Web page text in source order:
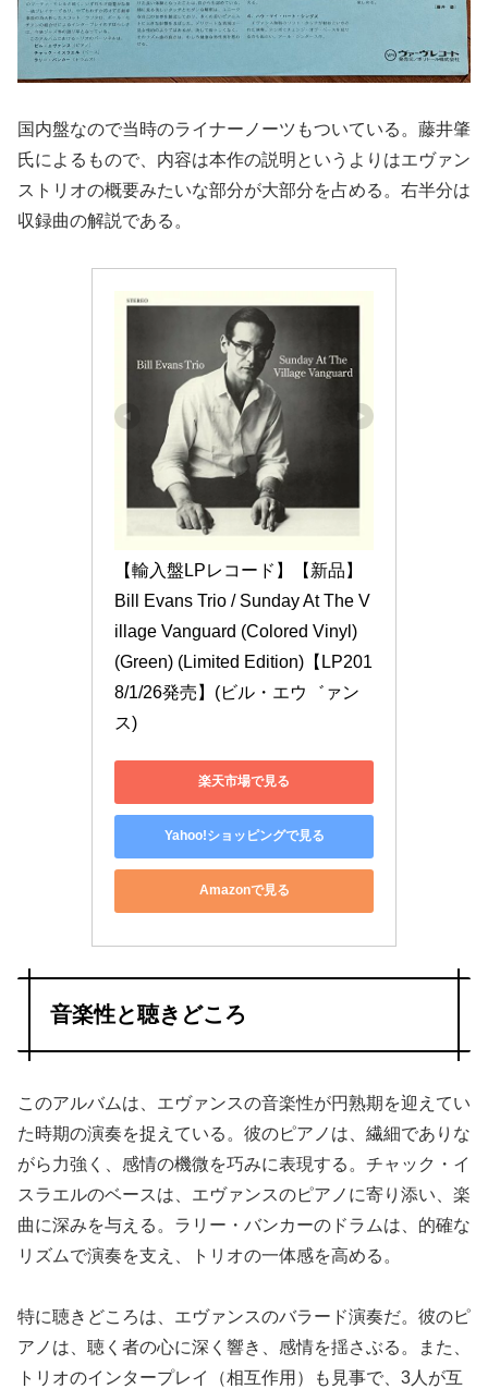
国内盤なので当時のライナーノーツもついている。藤井肇
氏によるもので、内容は本作の説明というよりはエヴァン
ストリオの概要みたいな部分が大部分を占める。右半分は
収録曲の解説である。
【輸入盤LPレコード】【新品】
Bill Evans Trio / Sunday At The V
illage Vanguard (Colored Vinyl)
(Green) (Limited Edition)【LP201
8/1/26発売】(ビル・エウ゛ァン
ス)
楽天市場で見る
Yahoo!ショッピングで見る
Amazonで見る
音楽性と聴きどころ
このアルバムは、エヴァンスの音楽性が円熟期を迎えてい
た時期の演奏を捉えている。彼のピアノは、繊細でありな
がら力強く、感情の機微を巧みに表現する。チャック・イ
スラエルのベースは、エヴァンスのピアノに寄り添い、楽
曲に深みを与える。ラリー・バンカーのドラムは、的確な
リズムで演奏を支え、トリオの一体感を高める。
特に聴きどころは、エヴァンスのバラード演奏だ。彼のピ
アノは、聴く者の心に深く響き、感情を揺さぶる。また、
トリオのインタープレイ（相互作用）も見事で、3人が互